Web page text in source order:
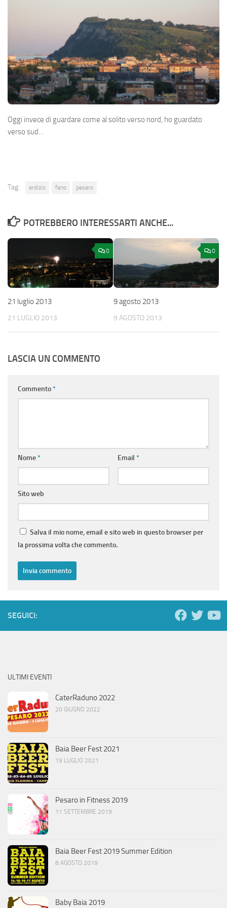
Oggi invece di guardare come al solito verso nord, ho guardato
verso sud…
Tag: ardizio fano pesaro
POTREBBERO INTERESSARTI ANCHE...
0
21 luglio 2013
21 LUGLIO 2013
0
9 agosto 2013
9 AGOSTO 2013
LASCIA UN COMMENTO
Commento*
Nome* Email *
Sito web
Salva il mio nome, email e sito web in questo browser per
la prossima volta che commento.
SEGUICI:
ULTIMI EVENTI
CaterRaduno 2022
20 GIUGNO 2022
Baia Beer Fest 2021
19 LUGLIO 2021
Pesaro in Fitness 2019
11 SETTEMBRE 2019
Baia Beer Fest 2019 Summer Edition
8 AGOSTO 2019
Baby Baia 2019